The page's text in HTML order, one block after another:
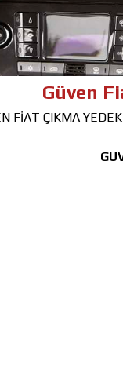
Fiat
FİAT ÇIKMA